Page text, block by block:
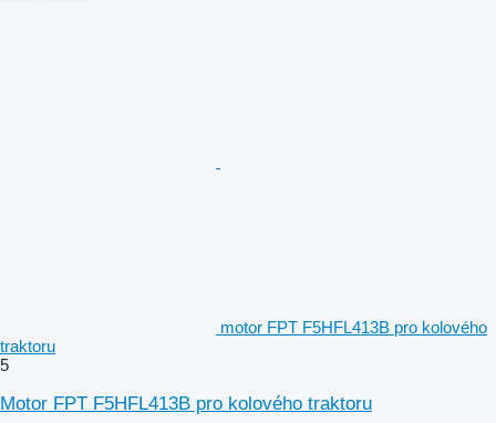
motor FPT F5HFL413B pro kolového
traktoru
5
Motor FPT F5HFL413B pro kolového traktoru